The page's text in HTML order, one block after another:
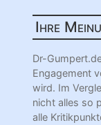
Ihre
Dr-
Engagement
wird. Im
nicht alles so
alle